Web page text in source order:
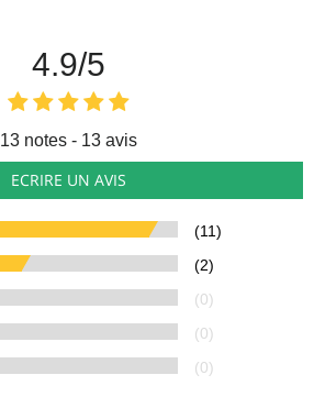
4.9/5
13notes - 13 avis
ECRIRE UN AVIS
(11)
(2)
(0)
(0)
(0)